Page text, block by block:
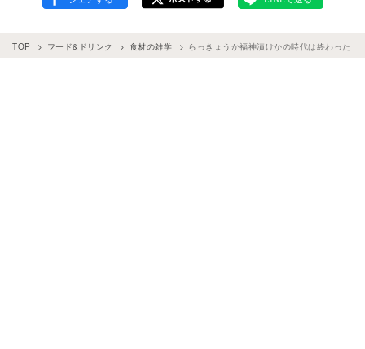
TOP フード&ドリンク 食材の雑学 らっきょうか福神漬けかの時代は終わった！